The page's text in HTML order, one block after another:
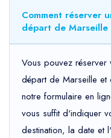
Comment réserver
départ de Marseille
Vous pouvez réserver
départ de Marseille et
notre formulaire en
vous suffit d'indiquer
destination, la date et